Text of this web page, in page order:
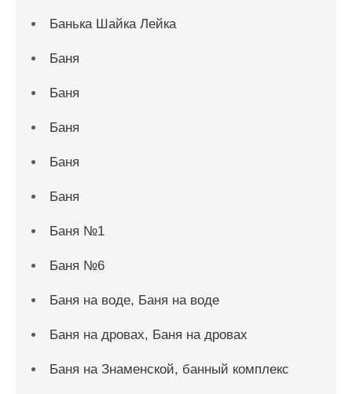
Банька Шайка Лейка
Баня
Баня
Баня
Баня
Баня
Баня №1
Баня №6
Баня на воде, Баня на воде
Баня на дровах, Баня на дровах
Баня на Знаменской, банный комплекс